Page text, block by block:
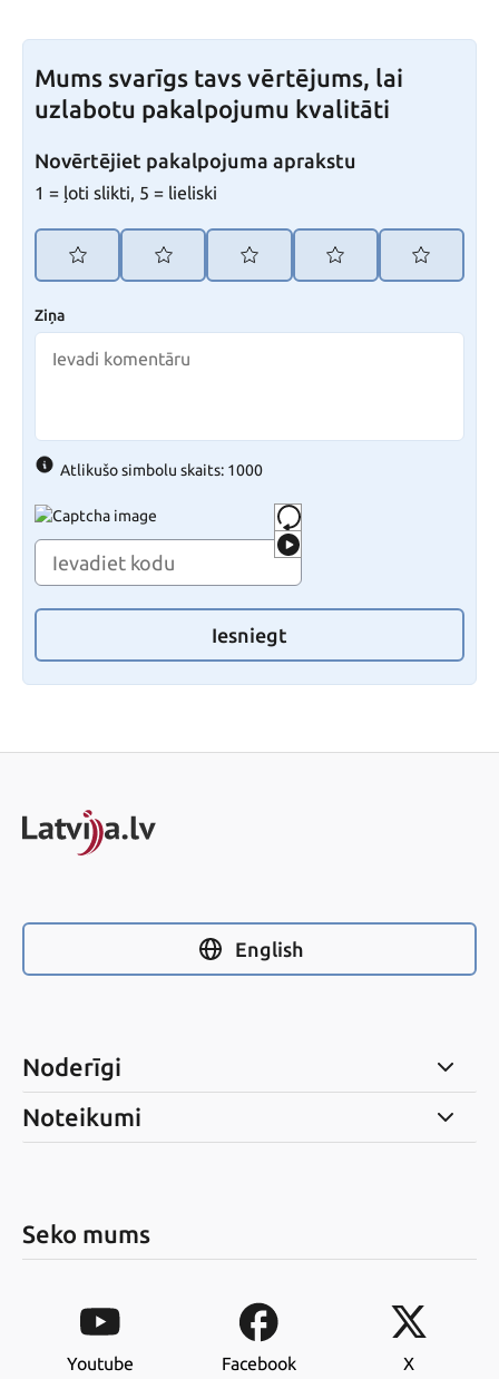
Mums svarīgs tavs vērtējums, lai
uzlabotu pakalpojumu kvalitāti
Novērtējiet pakalpojuma aprakstu
1 = ļoti slikti, 5 = lieliski
Ziņa
Atlikušo simbolu skaits: 1000
Iesniegt
English
Noderīgi
Noteikumi
Seko mums
Youtube Facebook X